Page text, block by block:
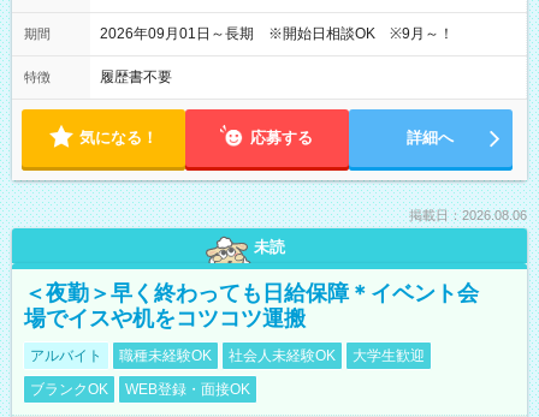
期間 2026年09月01日～長期 ※開始日相談OK ※9月～！
特徴 履歴書不要
気になる！ 応募する 詳細へ
掲載日：2026.08.06
未読
＜夜勤＞早く終わっても日給保障＊イベント会
場でイスや机をコツコツ運搬
アルバイト 職種未経験OK 社会人未経験OK
大学生歓迎
ブランクOK
WEB登録・面接OK